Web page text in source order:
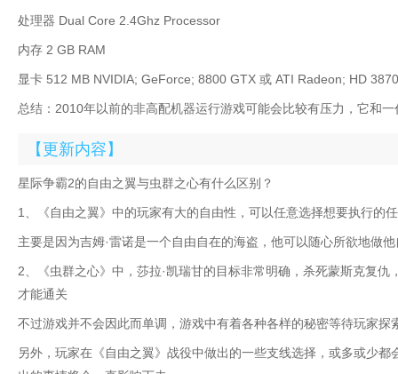
处理器 Dual Core 2.4Ghz Processor
内存 2 GB RAM
显卡 512 MB NVIDIA; GeForce; 8800 GTX 或 ATI Radeon; HD
总结：2010年以前的非高配机器运行游戏可能会比较有压力，它和
【更新内容】
星际争霸2的自由之翼与虫群之心有什么区别？
1、《自由之翼》中的玩家有大的自由性，可以任意选择想要执行的
主要是因为吉姆·雷诺是一个自由自在的海盗，他可以随心所欲地做
2、《虫群之心》中，莎拉·凯瑞甘的目标非常明确，杀死蒙斯克复
才能通关
不过游戏并不会因此而单调，游戏中有着各种各样的秘密等待玩家
另外，玩家在《自由之翼》战役中做出的一些支线选择，或多或少